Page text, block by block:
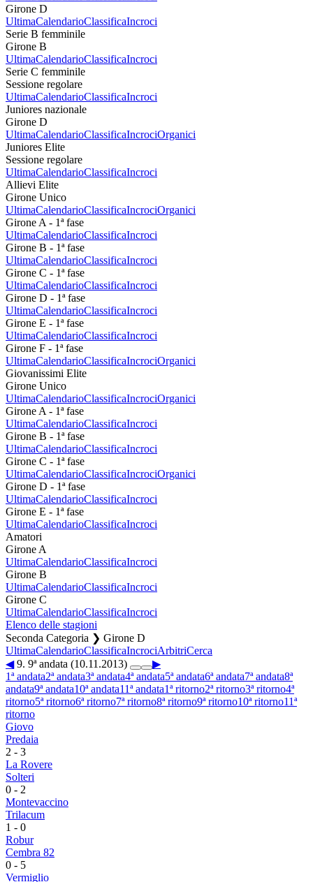
Girone D
UltimaCalendarioClassificaIncroci
Serie B femminile
Girone B
UltimaCalendarioClassificaIncroci
Serie C femminile
Sessione regolare
UltimaCalendarioClassificaIncroci
Juniores nazionale
Girone D
UltimaCalendarioClassificaIncrociOrganici
Juniores Elite
Sessione regolare
UltimaCalendarioClassificaIncroci
Allievi Elite
Girone Unico
UltimaCalendarioClassificaIncrociOrganici
Girone A - 1ª fase
UltimaCalendarioClassificaIncroci
Girone B - 1ª fase
UltimaCalendarioClassificaIncroci
Girone C - 1ª fase
UltimaCalendarioClassificaIncroci
Girone D - 1ª fase
UltimaCalendarioClassificaIncroci
Girone E - 1ª fase
UltimaCalendarioClassificaIncroci
Girone F - 1ª fase
UltimaCalendarioClassificaIncrociOrganici
Giovanissimi Elite
Girone Unico
UltimaCalendarioClassificaIncrociOrganici
Girone A - 1ª fase
UltimaCalendarioClassificaIncroci
Girone B - 1ª fase
UltimaCalendarioClassificaIncroci
Girone C - 1ª fase
UltimaCalendarioClassificaIncrociOrganici
Girone D - 1ª fase
UltimaCalendarioClassificaIncroci
Girone E - 1ª fase
UltimaCalendarioClassificaIncroci
Amatori
Girone A
UltimaCalendarioClassificaIncroci
Girone B
UltimaCalendarioClassificaIncroci
Girone C
UltimaCalendarioClassificaIncroci
Elenco delle stagioni
Seconda Categoria ❯ Girone D
UltimaCalendarioClassificaIncrociArbitriCerca
◀9. 9ª andata (10.11.2013)
▶
1ª andata2ª andata3ª andata4ª andata5ª andata6ª andata7ª andata8ª
andata9ª andata10ª andata11ª andata1ª ritorno2ª ritorno3ª ritorno4ª
ritorno5ª ritorno6ª ritorno7ª ritorno8ª ritorno9ª ritorno10ª ritorno11ª
ritorno
Giovo
Predaia
2 - 3
La Rovere
Solteri
0 - 2
Montevaccino
Trilacum
1 - 0
Robur
Cembra 82
0 - 5
Vermiglio